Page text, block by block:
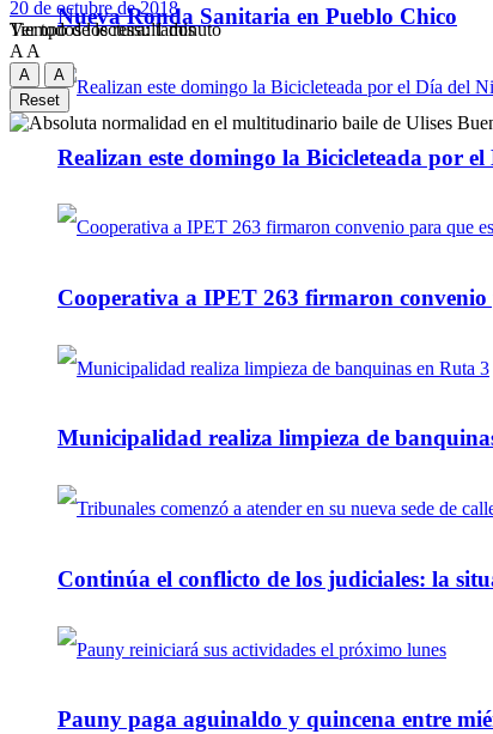
Nueva Ronda Sanitaria en Pueblo Chico
Realizan este domingo la Bicicleteada por
Cooperativa a IPET 263 firmaron convenio
Municipalidad realiza limpieza de
Continúa el conflicto de los judiciales: la
Pauny paga aguinaldo y quincena entre
Ver todos los ressultados
20 de octubre de 2018
Tiempo de lectura: 1 minuto
A A
A
A
Reset